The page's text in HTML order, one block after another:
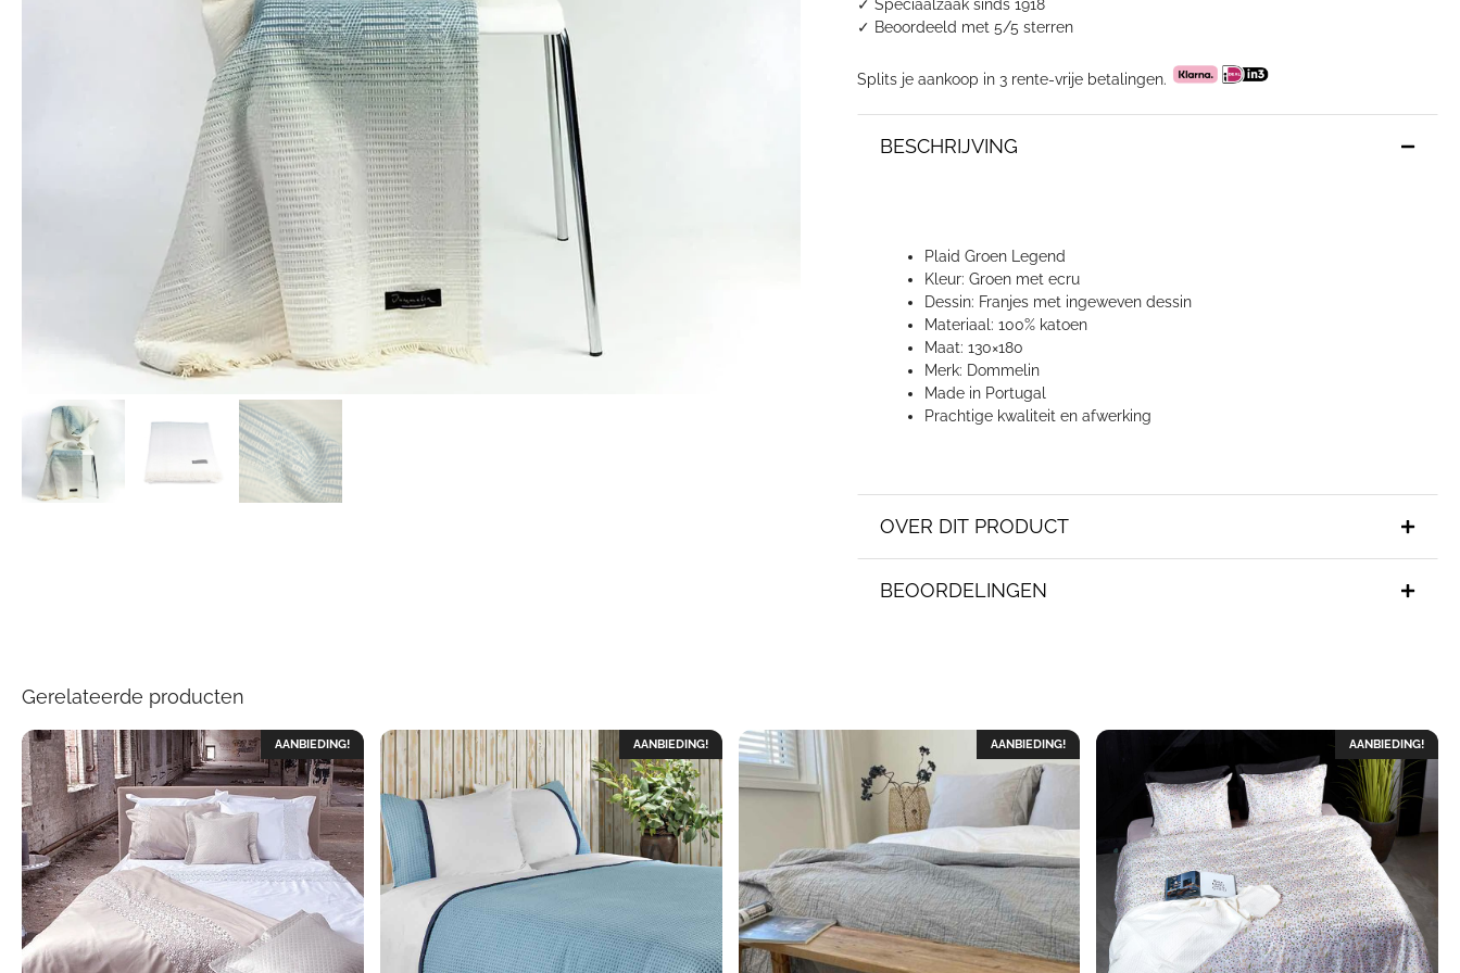
✓ Speciaalzaak sinds 1918
✓ Beoordeeld met 5/5 sterren
Splits je aankoop in 3 rente-vrije betalingen.
BESCHRIJVING
Plaid Groen Legend
Kleur: Groen met ecru
Dessin: Franjes met ingeweven dessin
Materiaal: 100% katoen
Maat: 130×180
Merk: Dommelin
Made in Portugal
Prachtige kwaliteit en afwerking
OVER DIT PRODUCT
BEOORDELINGEN
Gerelateerde producten
AANBIEDING! AANBIEDING! AANBIEDING! AANBIEDING!